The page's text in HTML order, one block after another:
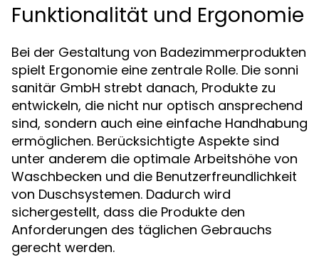
Funktionalität und Ergonomie
Bei der Gestaltung von Badezimmerprodukten
spielt Ergonomie eine zentrale Rolle. Die sonni
sanitär GmbH strebt danach, Produkte zu
entwickeln, die nicht nur optisch ansprechend
sind, sondern auch eine einfache Handhabung
ermöglichen. Berücksichtigte Aspekte sind
unter anderem die optimale Arbeitshöhe von
Waschbecken und die Benutzerfreundlichkeit
von Duschsystemen. Dadurch wird
sichergestellt, dass die Produkte den
Anforderungen des täglichen Gebrauchs
gerecht werden.